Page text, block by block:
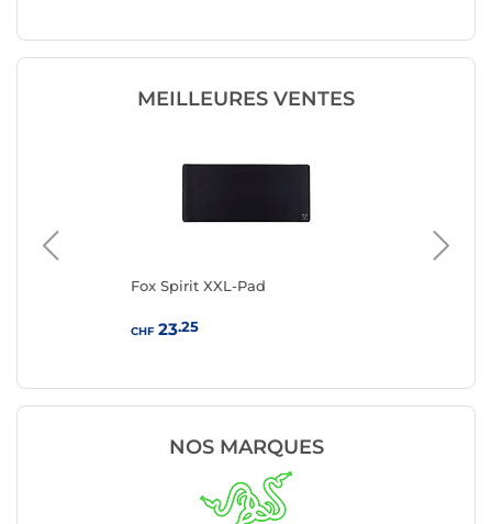
MEILLEURES VENTES
Fox Spirit XXL-Pad
CHF23.25
NOS MARQUES